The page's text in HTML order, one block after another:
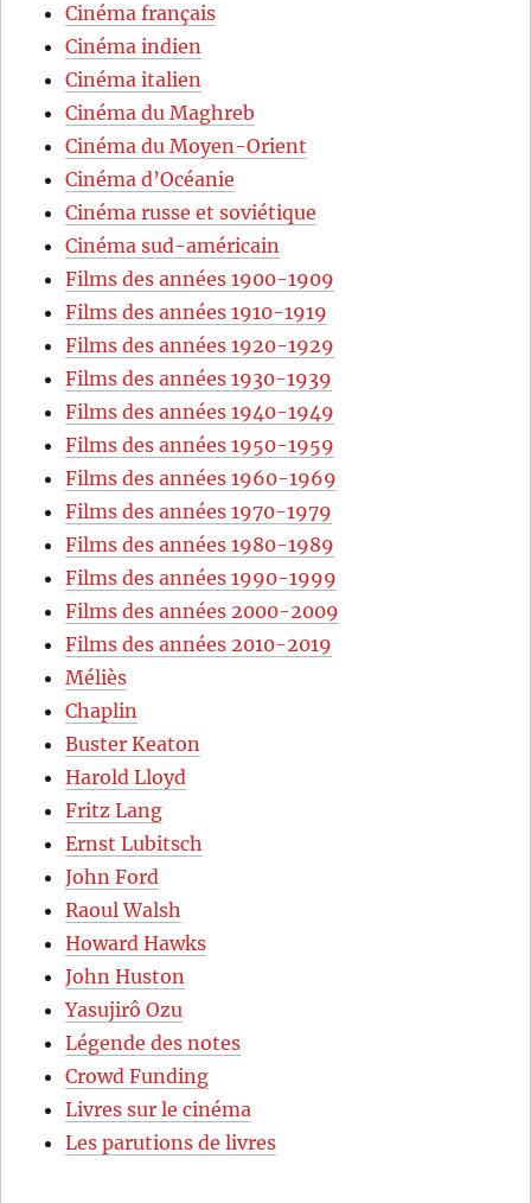
Cinéma français
Cinéma indien
Cinéma italien
Cinéma du Maghreb
Cinéma du Moyen-Orient
Cinéma d’Océanie
Cinéma russe et soviétique
Cinéma sud-américain
Films des années 1900-1909
Films des années 1910-1919
Films des années 1920-1929
Films des années 1930-1939
Films des années 1940-1949
Films des années 1950-1959
Films des années 1960-1969
Films des années 1970-1979
Films des années 1980-1989
Films des années 1990-1999
Films des années 2000-2009
Films des années 2010-2019
Méliès
Chaplin
Buster Keaton
Harold Lloyd
Fritz Lang
Ernst Lubitsch
John Ford
Raoul Walsh
Howard Hawks
John Huston
Yasujirô Ozu
Légende des notes
Crowd Funding
Livres sur le cinéma
Les parutions de livres